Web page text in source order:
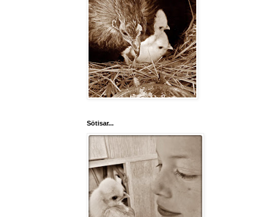
Sötisar...